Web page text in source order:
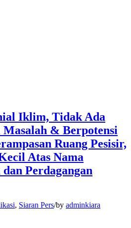
Iklim, Tidak Ada
Masalah & Berpotensi
Ruang Pesisir,
Atas Nama
Perdagangan
, Siaran Pers/by adminkiara